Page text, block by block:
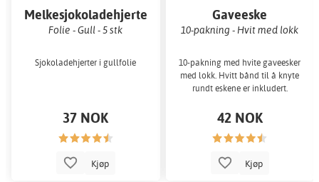
Melkesjokoladehjerte
Folie - Gull - 5 stk
Sjokoladehjerter i gullfolie
37 NOK
Kjøp
Gaveeske
10-pakning - Hvit med lokk
10-pakning med hvite gaveesker
med lokk. Hvitt bånd til å knyte
rundt eskene er inkludert.
42 NOK
Kjøp